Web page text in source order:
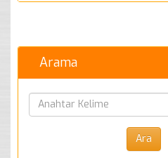
Arama